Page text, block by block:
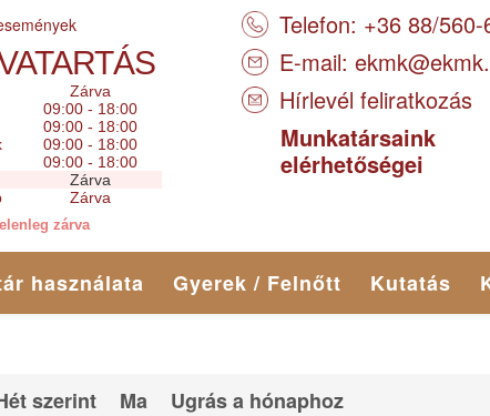
Zárva
09:00 - 18:00
09:00 - 18:00
09:00 - 18:00
09:00 - 18:00
Zárva
Zárva
zárva
Telefon: +36 88/560-
E-mail:
Hírlevél feliratkozás
Munkatársaink
elérhetőségei
használata Gyerek / Felnőtt Kutatás
szerint Ma Ugrás a hónaphoz